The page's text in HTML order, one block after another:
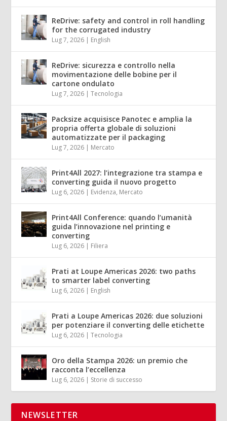
ReDrive: safety and control in roll handling
for the corrugated industry
Lug 7, 2026 | English
ReDrive: sicurezza e controllo nella
movimentazione delle bobine per il
cartone ondulato
Lug 7, 2026 |Tecnologia
Packsize acquisisce Panotec e amplia la
propria offerta globale di soluzioni
automatizzate per il packaging
Lug 7, 2026 | Mercato
Print4All 2027: l’integrazione tra stampa e
converting guida il nuovo progetto
Lug 6, 2026 | Evidenza, Mercato
Print4All Conference: quando l’umanità
guida l’innovazione nel printing e
converting
Lug 6, 2026 | Filiera
Prati at Loupe Americas 2026: two paths
to smarter label converting
Lug 6, 2026 | English
Prati a Loupe Americas 2026: due soluzioni
per potenziare il converting delle etichette
Lug 6, 2026 |Tecnologia
Oro della Stampa 2026: un premio che
racconta l’eccellenza
Lug 6, 2026 | Storie di successo
NEWSLETTER